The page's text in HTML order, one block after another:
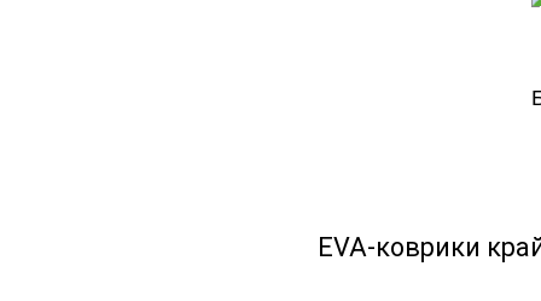
EVA-коврики